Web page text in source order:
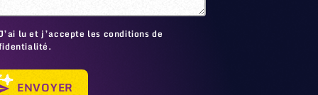
lu et j’accepte les conditions de
ENVOYER